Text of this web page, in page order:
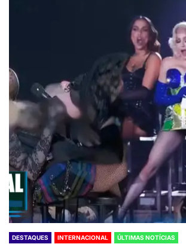
DESTAQUES INTERNACIONAL ÚLTIMAS NOTÍCIAS